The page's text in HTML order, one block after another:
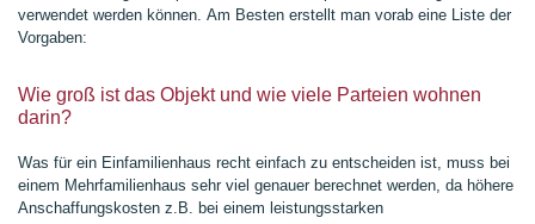
verwendet werden können. Am Besten erstellt man vorab eine Liste der
Vorgaben:
Wie groß ist das Objekt und wie viele Parteien wohnen
darin?
Was für ein Einfamilienhaus recht einfach zu entscheiden ist, muss bei
einem Mehrfamilienhaus sehr viel genauer berechnet werden, da höhere
Anschaffungskosten z.B. bei einem leistungsstarken